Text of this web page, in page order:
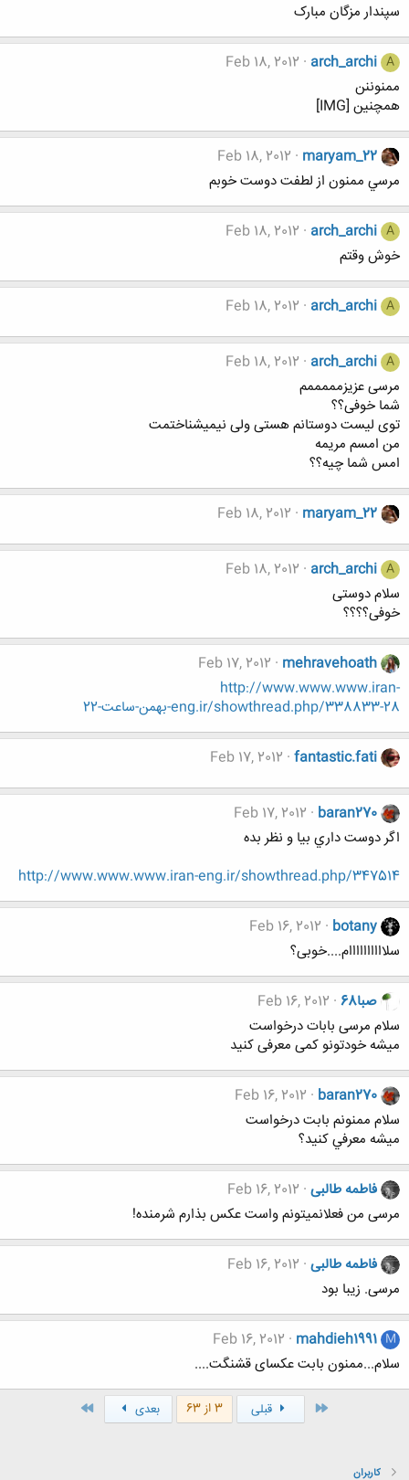
سپندار مزگان مبارک
A
arch_archi
Feb 18, 2012
ممنوننن
همچنین [IMG]
maryam_22
Feb 18, 2012
مرسي ممنون از لطفت دوست خوبم
A
arch_archi
Feb 18, 2012
خوش وقتم
A
arch_archi
Feb 18, 2012
A
arch_archi
Feb 18, 2012
مرسی عزیزمممممم
شما خوفی؟؟
توی لیست دوستانم هستی ولی نیمیشناختمت
من امسم مریمه
امس شما چیه؟؟
maryam_22
Feb 18, 2012
A
arch_archi
Feb 18, 2012
سلام دوستی
خوفی؟؟؟؟
mehravehoath
Feb 17, 2012
http://www.www.www.iran-
eng.ir/showthread.php/338833-28-بهمن-ساعت-22
fantastic.fati
Feb 17, 2012
baran270
Feb 17, 2012
اگر دوست داري بيا و نظر بده
http://www.www.www.iran-eng.ir/showthread.php/347514
botany
Feb 16, 2012
سلاااااااااام....خوبی؟
صبا68
Feb 16, 2012
سلام مرسی بابات درخواست
میشه خودتونو کمی معرفی کنید
baran270
Feb 16, 2012
سلام ممنونم بابت درخواست
ميشه معرفي كنيد؟
فاطمه طالبی Feb 16, 2012
مرسی من فعلانمیتونم واست عکس بذارم شرمنده!
فاطمه طالبی Feb 16, 2012
مرسی. زیبا بود
M
mahdieh1991
Feb 16, 2012
سلام...ممنون بابت عکسای قشنگت....
قبلی 3 از 63 بعدی
کاربران